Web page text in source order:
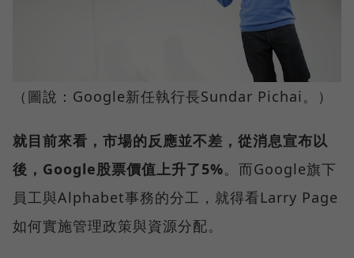
（圖說：Google新任執行長Sundar Pichai。）
就目前來看，市場的反應並不差，從消息宣布以
後，Google股票價值上升了5%。而Google旗下
員工與Alphabet事務的分工，就得看Larry Page
如何實施管理政策與資源分配。